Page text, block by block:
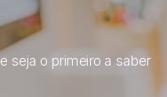
seja o primeiro a saber